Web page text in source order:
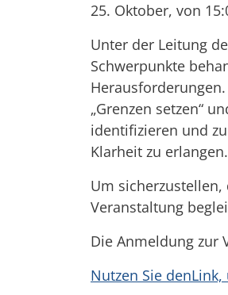
25. Oktober, von
Unter der Leitung
Schwerpunkte
„Grenzen setzen“
identifizieren und
Klarheit zu erlangen.
Um
Veranstaltung
Die Anmeldung zur
Nutzen Sie